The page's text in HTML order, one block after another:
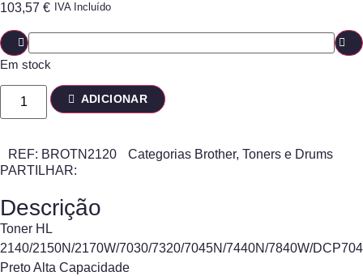
103,57 € IVA Incluído
Em stock
ADICIONAR
REF: BROTN2120 Categorias Brother, Toners e Drums
PARTILHAR:
Descrição
Toner HL
2140/2150N/2170W/7030/7320/7045N/7440N/7840W/
Preto Alta Capacidade